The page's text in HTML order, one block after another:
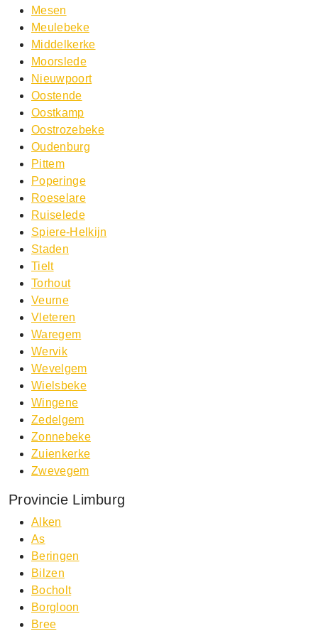
Mesen
Meulebeke
Middelkerke
Moorslede
Nieuwpoort
Oostende
Oostkamp
Oostrozebeke
Oudenburg
Pittem
Poperinge
Roeselare
Ruiselede
Spiere-Helkijn
Staden
Tielt
Torhout
Veurne
Vleteren
Waregem
Wervik
Wevelgem
Wielsbeke
Wingene
Zedelgem
Zonnebeke
Zuienkerke
Zwevegem
Provincie Limburg
Alken
As
Beringen
Bilzen
Bocholt
Borgloon
Bree